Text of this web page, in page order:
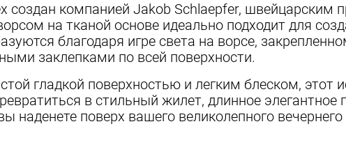
компанией Jakob Schlaepfer, швейцарским
на тканой основе идеально подходит для
благодаря игре света на ворсе,
заклепками по всей поверхности.
гладкой поверхностью и легким блеском, этот
в стильный жилет, длинное элегантное
наденете поверх вашего великолепного вечернего